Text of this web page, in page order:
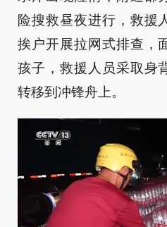
险搜救昼夜进行，救援
挨户开展拉网式排查，
孩子，救援人员采取身
转移到冲锋舟上。